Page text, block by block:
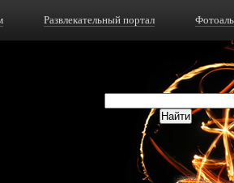
Развлекательный портал